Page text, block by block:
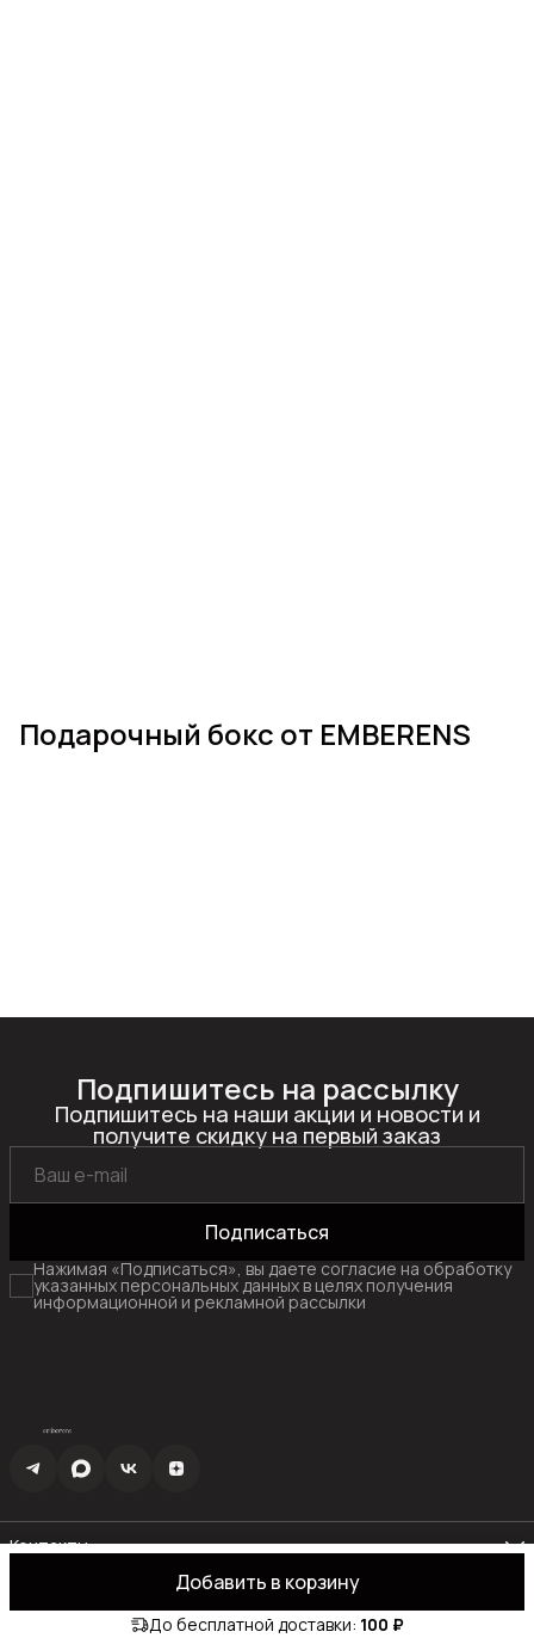
Добавить в корзину
До бесплатной доставки: 100 ₽
Подарочный бокс от EMBERENS
Подпишитесь на рассылку
Подпишитесь на наши акции и новости и
получите скидку на первый заказ
Подписаться
Нажимая «Подписаться», вы даете согласие на обработку
указанных персональных данных в целях получения
информационной и рекламной рассылки
Контакты
© EmberensДоставка и оплатаПравила возвратаРеквизиты